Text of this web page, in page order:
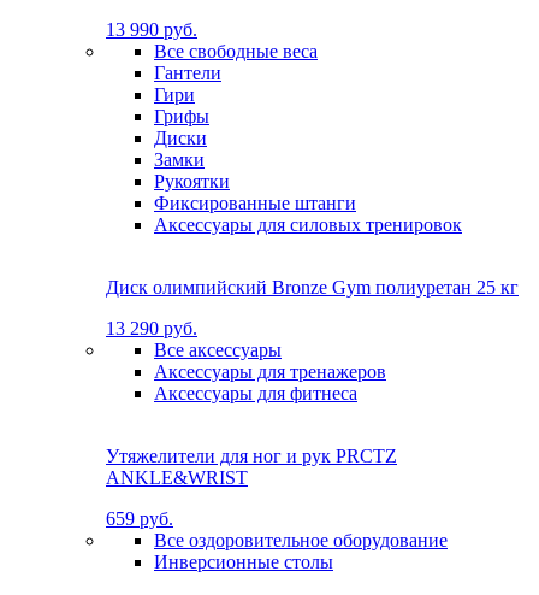
13 990 руб.
Все свободные веса
Гантели
Гири
Грифы
Диски
Замки
Рукоятки
Фиксированные штанги
Аксессуары для силовых тренировок
Диск олимпийский Bronze Gym полиуретан 25 кг
13 290 руб.
Все аксессуары
Аксессуары для тренажеров
Аксессуары для фитнеса
Утяжелители для ног и рук PRCTZ
ANKLE&WRIST
659 руб.
Все оздоровительное оборудование
Инверсионные столы